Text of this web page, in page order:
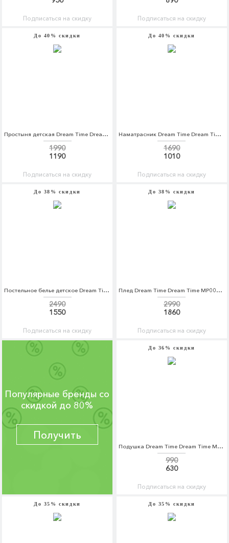
Подписаться на скидку Подписаться на скидку
До 40% скидки
Простыня детская Dream Time Dream Time MP002XU0DZ6K
1990
1190
Подписаться на скидку
До 40% скидки
Наматрасник Dream Time Dream Time MP002XU0DWQ7
1690
1010
Подписаться на скидку
До 38% скидки
Постельное белье детское Dream Time Dream Time MP002XC005UN
2490
1550
Подписаться на скидку
До 38% скидки
Плед Dream Time Dream Time MP002XU0E6X1
2990
1860
Подписаться на скидку
Популярные бренды со
скидкой до 80%
Получить
До 36% скидки
Подушка Dream Time Dream Time MP002XU0DWQQ
990
630
Подписаться на скидку
До 35% скидки До 35% скидки